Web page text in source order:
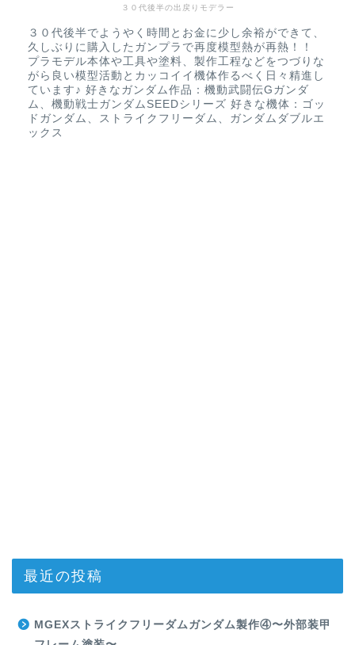
３０代後半の出戻りモデラー
３０代後半でようやく時間とお金に少し余裕ができて、
久しぶりに購入したガンプラで再度模型熱が再熱！！
プラモデル本体や工具や塗料、製作工程などをつづりな
がら良い模型活動とカッコイイ機体作るべく日々精進し
ています♪ 好きなガンダム作品：機動武闘伝Gガンダ
ム、機動戦士ガンダムSEEDシリーズ 好きな機体：ゴッ
ドガンダム、ストライクフリーダム、ガンダムダブルエ
ックス
最近の投稿
MGEXストライクフリーダムガンダム製作④〜外部装甲